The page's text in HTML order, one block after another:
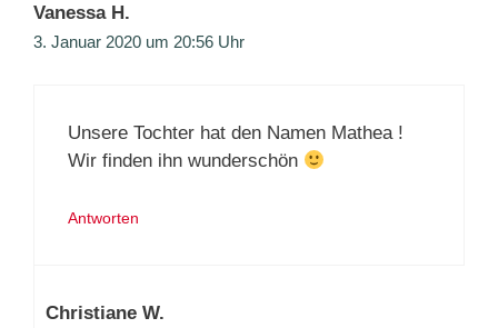
Vanessa H.
3. Januar 2020 um 20:56 Uhr
Unsere Tochter hat den Namen Mathea !
Wir finden ihn wunderschön
Antworten
Christiane W.